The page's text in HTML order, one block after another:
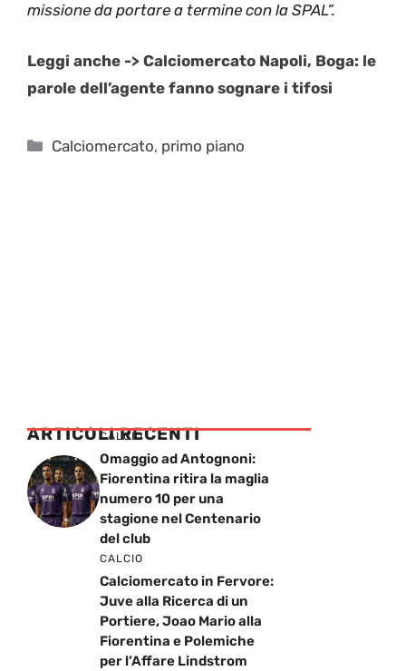
missione da portare a termine con la SPAL”.
Leggi anche -> Calciomercato Napoli, Boga: le
parole dell’agente fanno sognare i tifosi
Categorie
Calciomercato, primo piano
ARTICOLI RECENTI
CALCIO
Omaggio ad Antognoni:
Fiorentina ritira la maglia
numero 10 per una
stagione nel Centenario
del club
CALCIO
Calciomercato in Fervore:
Juve alla Ricerca di un
Portiere, Joao Mario alla
Fiorentina e Polemiche
per l’Affare Lindstrom